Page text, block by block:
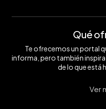
Qué
Te ofrecemos un portal
informa, pero también
de lo que está
Ver